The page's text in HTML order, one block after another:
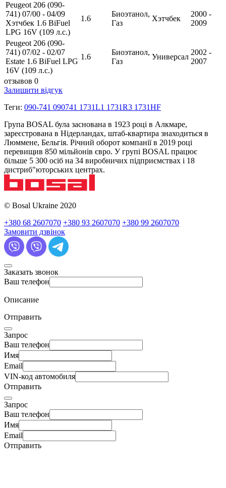
Peugeot 206 (090-
741) 07/00 - 04/09
Хэтчбек 1.6 BiFuel
LPG 16V (109 л.с.)
1.6
Биоэтанол,
Газ
Хэтчбек
2000 -
2009
Peugeot 206 (090-
741) 07/02 - 02/07
Estate 1.6 BiFuel LPG
16V (109 л.с.)
1.6
Биоэтанол,
Газ
Универсал
2002 -
2007
отзывов 0
Залишити відгук
Теги: 090-741 090741 1731L1 1731R3 1731HF
Група BOSAL була заснована в 1923 році в Алкмаре,
зареєстрована в Нідерландах, штаб-квартира знаходиться в
Люммене, Бельгія. Річний оборот компанії в 2019 році
перевищив 850 мільйонів євро. У групі BOSAL працює
більше 5 300 осіб на 34 виробничих підприємствах і 18
дистриб"юторських центрах.
© Bosal Ukraine 2020
+380 68 2607070 +380 93 2607070 +380 99 2607070
Замовити дзвінок
Заказать звонок
Ваш телефон
Описание
Отправить
Запрос
Ваш телефон
Имя
Email
VIN-код автомобиля
Отправить
Запрос
Ваш телефон
Имя
Email
Отправить